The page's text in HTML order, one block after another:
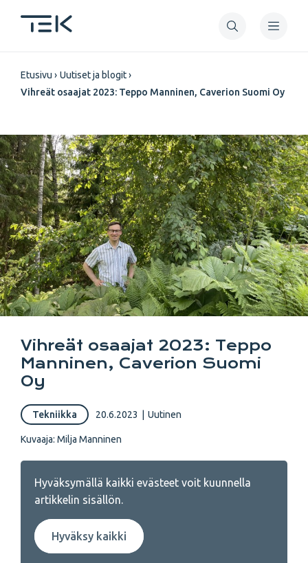
pääsisältöön
Murupolku
Etusivu
Uutiset ja blogit
Vihreät osaajat 2023: Teppo Manninen, Caverion Suomi Oy
Vihreät osaajat 2023: Teppo
Manninen, Caverion Suomi
Oy
Tekniikka 20.6.2023 Uutinen
Kuvaaja: Milja Manninen
Hyväksymällä kaikki evästeet voit kuunnella
artikkelin sisällön.
Hyväksy kaikki